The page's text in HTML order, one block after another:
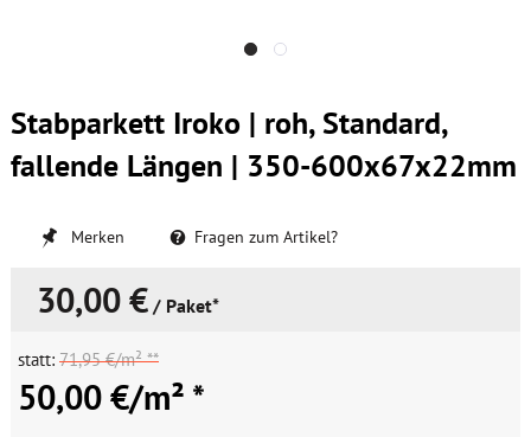
Stabparkett Iroko | roh, Standard,
fallende Längen | 350-600x67x22mm
Merken Fragen zum Artikel?
30,00 € / Paket*
statt: 71,95 €/m² **
50,00 €/m² *